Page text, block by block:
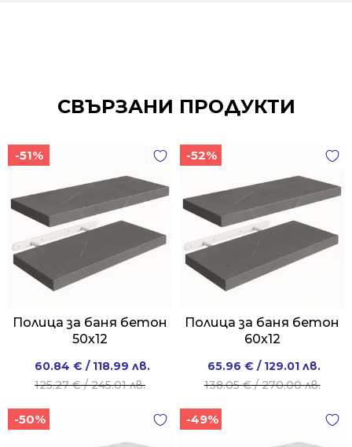
СВЪРЗАНИ ПРОДУКТИ
-51%
Полица за баня бетон
50x12
125.27€/ 245.01 лв.
Original
price
60.84 € / 118.99 лв.
Current
price
-52%
Полица за баня бетон
60x12
138.05€/ 270.00 лв.
Original
price
65.96 € / 129.01 лв.
Current
price
-50% -49%